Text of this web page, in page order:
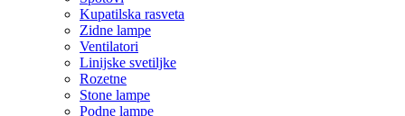
Kupatilska rasveta
Zidne lampe
Ventilatori
Linijske svetiljke
Rozetne
Stone lampe
Podne lampe